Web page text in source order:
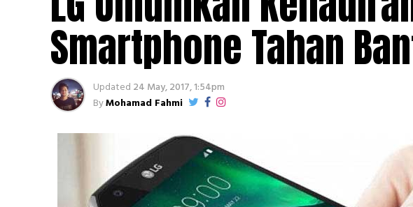
Smartphone Tahan
Updated 24 May, 2017, 1:54pm
ByMohamad Fahmi